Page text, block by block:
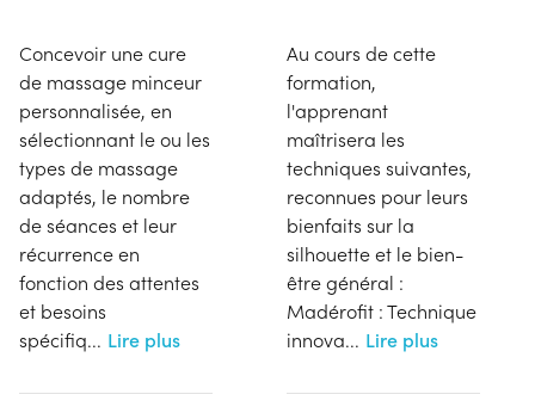
Concevoir une cure
de massage minceur
personnalisée, en
sélectionnant le ou les
types de massage
adaptés, le nombre
de séances et leur
récurrence en
fonction des attentes
et besoins
spécifiq... Lire plus
Au cours de cette
formation,
l'apprenant
maîtrisera les
techniques suivantes,
reconnues pour leurs
bienfaits sur la
silhouette et le bien-
être général :
Madérofit : Technique
innova... Lire plus